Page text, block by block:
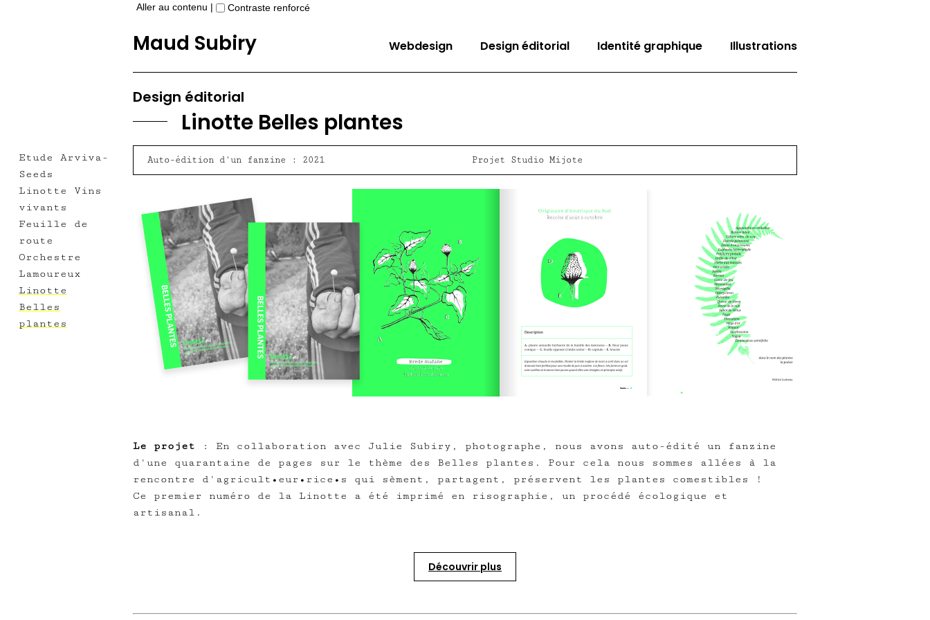
Aller au contenu | Contraste renforcé
Maud Subiry Webdesign Design éditorial Identité graphique Illustrations
Etude Arviva-
Seeds
Linotte Vins
vivants
Feuille de
route
Orchestre
Lamoureux
Linotte
Belles
plantes
Design éditorial
Linotte Belles plantes
Auto-édition d'un fanzine : 2021 Projet Studio Mijote
Le projet : En collaboration avec Julie Subiry, photographe, nous avons auto-édité un fanzine
d'une quarantaine de pages sur le thème des Belles plantes. Pour cela nous sommes allées à la
rencontre d'agricult•eur•rice•s qui sèment, partagent, préservent les plantes comestibles !
Ce premier numéro de la Linotte a été imprimé en risographie, un procédé écologique et
artisanal.
Découvrir plus